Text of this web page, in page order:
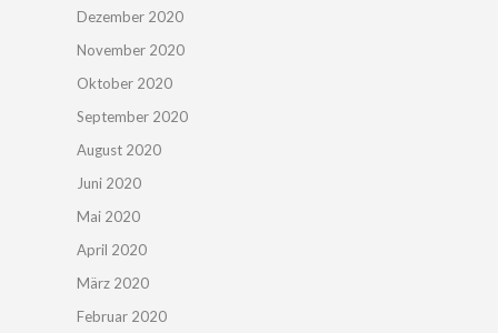
Dezember 2020
November 2020
Oktober 2020
September 2020
August 2020
Juni 2020
Mai 2020
April 2020
März 2020
Februar 2020